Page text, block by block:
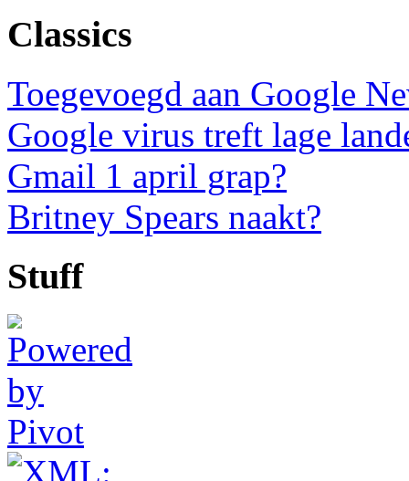
Classics
Toegevoegd aan Google
Google virus treft lage
Gmail 1 april grap?
Britney Spears naakt?
Stuff